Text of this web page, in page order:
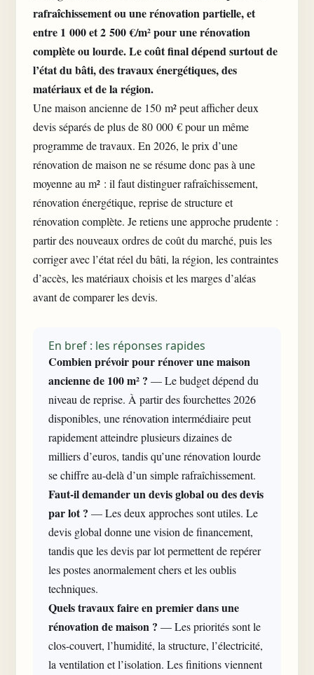
rafraîchissement ou une rénovation partielle, et
entre 1 000 et 2 500 €/m² pour une rénovation
complète ou lourde. Le coût final dépend surtout de
l’état du bâti, des travaux énergétiques, des
matériaux et de la région.
Une maison ancienne de 150 m² peut afficher deux
devis séparés de plus de 80 000 € pour un même
programme de travaux. En 2026, le prix d’une
rénovation de maison ne se résume donc pas à une
moyenne au m² : il faut distinguer rafraîchissement,
rénovation énergétique, reprise de structure et
rénovation complète. Je retiens une approche prudente :
partir des nouveaux ordres de coût du marché, puis les
corriger avec l’état réel du bâti, la région, les contraintes
d’accès, les matériaux choisis et les marges d’aléas
avant de comparer les devis.
En bref : les réponses rapides
Combien prévoir pour rénover une maison
ancienne de 100 m² ? — Le budget dépend du
niveau de reprise. À partir des fourchettes 2026
disponibles, une rénovation intermédiaire peut
rapidement atteindre plusieurs dizaines de
milliers d’euros, tandis qu’une rénovation lourde
se chiffre au-delà d’un simple rafraîchissement.
Faut-il demander un devis global ou des devis
par lot ? — Les deux approches sont utiles. Le
devis global donne une vision de financement,
tandis que les devis par lot permettent de repérer
les postes anormalement chers et les oublis
techniques.
Quels travaux faire en premier dans une
rénovation de maison ? — Les priorités sont le
clos-couvert, l’humidité, la structure, l’électricité,
la ventilation et l’isolation. Les finitions viennent